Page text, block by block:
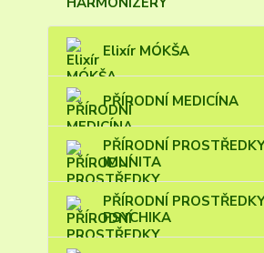
Elixír MÓKŠA
PŘÍRODNÍ MEDICÍNA
PŘÍRODNÍ
IMUNITA
PŘÍRODNÍ
PSYCHIKA